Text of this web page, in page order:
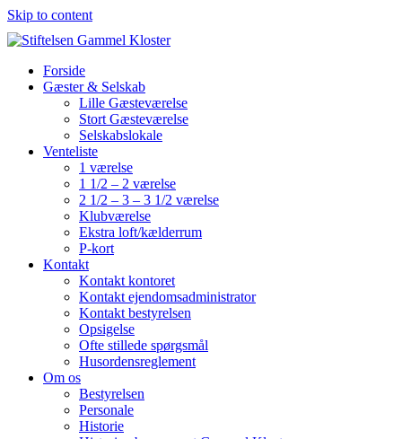
Skip to content
Forside
Gæster & Selskab
Lille Gæsteværelse
Stort Gæsteværelse
Selskabslokale
Venteliste
1 værelse
1 1/2 – 2 værelse
2 1/2 – 3 – 3 1/2 værelse
Klubværelse
Ekstra loft/kælderrum
P-kort
Kontakt
Kontakt kontoret
Kontakt ejendomsadministrator
Kontakt bestyrelsen
Opsigelse
Ofte stillede spørgsmål
Husordensreglement
Om os
Bestyrelsen
Personale
Historie